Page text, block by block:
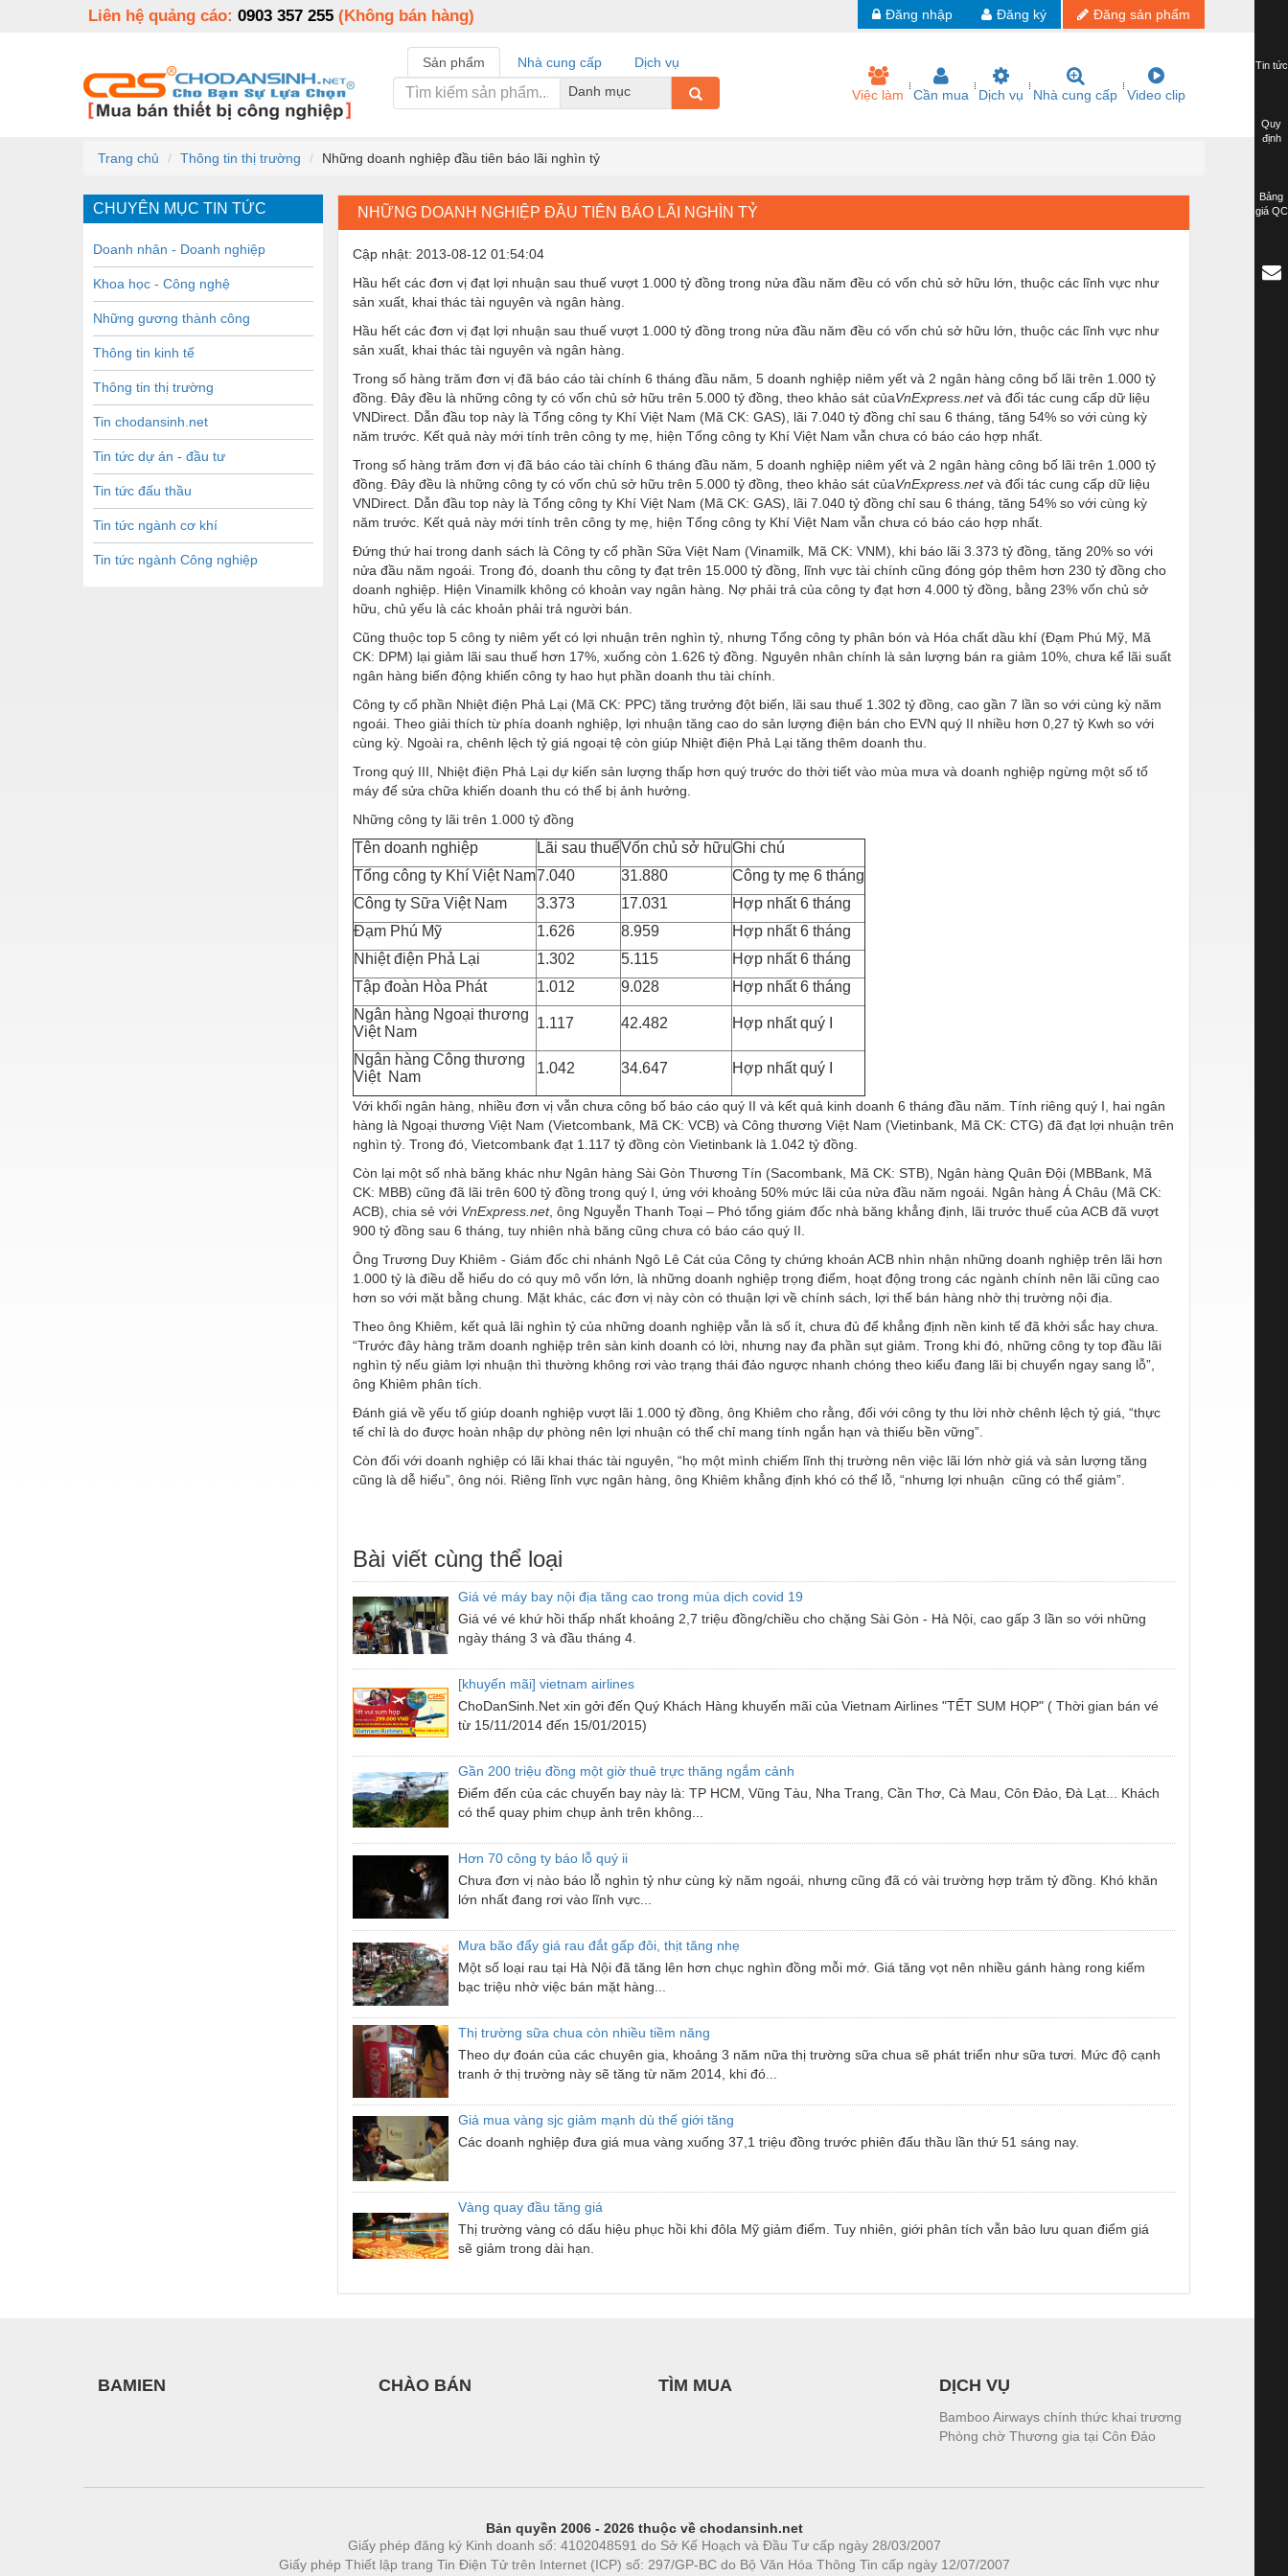
Liên hệ quảng cáo: 0903 357 255 (Không bán hàng) Đăng sản phẩm
Đăng ký
Đăng nhập
Sản phẩm Nhà cung cấp
Dịch vụ
Danh mục
Việc làm Cần mua Dịch vụ Nhà cung cấp Video clip
Trang chủ Thông tin thị trường Những doanh nghiệp đầu tiên báo lãi nghìn tỷ
CHUYÊN MỤC TIN TỨC
Doanh nhân - Doanh nghiệp
Khoa học - Công nghệ
Những gương thành công
Thông tin kinh tế
Thông tin thị trường
Tin chodansinh.net
Tin tức dự án - đầu tư
Tin tức đấu thầu
Tin tức ngành cơ khí
Tin tức ngành Công nghiệp
NHỮNG DOANH NGHIỆP ĐẦU TIÊN BÁO LÃI NGHÌN TỶ
Cập nhật: 2013-08-12 01:54:04
Hầu hết các đơn vị đạt lợi nhuận sau thuế vượt 1.000 tỷ đồng trong nửa đầu năm đều có vốn chủ sở hữu lớn, thuộc các lĩnh vực như
sản xuất, khai thác tài nguyên và ngân hàng.
Hầu hết các đơn vị đạt lợi nhuận sau thuế vượt 1.000 tỷ đồng trong nửa đầu năm đều có vốn chủ sở hữu lớn, thuộc các lĩnh vực như
sản xuất, khai thác tài nguyên và ngân hàng.
Trong số hàng trăm đơn vị đã báo cáo tài chính 6 tháng đầu năm, 5 doanh nghiệp niêm yết và 2 ngân hàng công bố lãi trên 1.000 tỷ
đồng. Đây đều là những công ty có vốn chủ sở hữu trên 5.000 tỷ đồng, theo khảo sát củaVnExpress.netvà đối tác cung cấp dữ liệu
VNDirect. Dẫn đầu top này là Tổng công ty Khí Việt Nam (Mã CK: GAS), lãi 7.040 tỷ đồng chỉ sau 6 tháng, tăng 54% so với cùng kỳ
năm trước. Kết quả này mới tính trên công ty mẹ, hiện Tổng công ty Khí Việt Nam vẫn chưa có báo cáo hợp nhất.
Trong số hàng trăm đơn vị đã báo cáo tài chính 6 tháng đầu năm, 5 doanh nghiệp niêm yết và 2 ngân hàng công bố lãi trên 1.000 tỷ
đồng. Đây đều là những công ty có vốn chủ sở hữu trên 5.000 tỷ đồng, theo khảo sát củaVnExpress.netvà đối tác cung cấp dữ liệu
VNDirect. Dẫn đầu top này là Tổng công ty Khí Việt Nam (Mã CK: GAS), lãi 7.040 tỷ đồng chỉ sau 6 tháng, tăng 54% so với cùng kỳ
năm trước. Kết quả này mới tính trên công ty mẹ, hiện Tổng công ty Khí Việt Nam vẫn chưa có báo cáo hợp nhất.
Đứng thứ hai trong danh sách là Công ty cổ phần Sữa Việt Nam (Vinamilk, Mã CK: VNM), khi báo lãi 3.373 tỷ đồng, tăng 20% so với
nửa đầu năm ngoái. Trong đó, doanh thu công ty đạt trên 15.000 tỷ đồng, lĩnh vực tài chính cũng đóng góp thêm hơn 230 tỷ đồng cho
doanh nghiệp. Hiện Vinamilk không có khoản vay ngân hàng. Nợ phải trả của công ty đạt hơn 4.000 tỷ đồng, bằng 23% vốn chủ sở
hữu, chủ yếu là các khoản phải trả người bán.
Cũng thuộc top 5 công ty niêm yết có lợi nhuận trên nghìn tỷ, nhưng Tổng công ty phân bón và Hóa chất dầu khí (Đạm Phú Mỹ, Mã
CK: DPM) lại giảm lãi sau thuế hơn 17%, xuống còn 1.626 tỷ đồng. Nguyên nhân chính là sản lượng bán ra giảm 10%, chưa kể lãi suất
ngân hàng biến động khiến công ty hao hụt phần doanh thu tài chính.
Công ty cổ phần Nhiệt điện Phả Lại (Mã CK: PPC) tăng trưởng đột biến, lãi sau thuế 1.302 tỷ đồng, cao gần 7 lần so với cùng kỳ năm
ngoái. Theo giải thích từ phía doanh nghiệp, lợi nhuận tăng cao do sản lượng điện bán cho EVN quý II nhiều hơn 0,27 tỷ Kwh so với
cùng kỳ. Ngoài ra, chênh lệch tỷ giá ngoại tệ còn giúp Nhiệt điện Phả Lại tăng thêm doanh thu.
Trong quý III, Nhiệt điện Phả Lại dự kiến sản lượng thấp hơn quý trước do thời tiết vào mùa mưa và doanh nghiệp ngừng một số tổ
máy để sửa chữa khiến doanh thu có thể bị ảnh hưởng.
Những công ty lãi trên 1.000 tỷ đồng
Tên doanh nghiệp Lãi sau thuếVốn chủ sở hữuGhi chú
Tổng công ty Khí Việt Nam7.040 31.880
Công ty mẹ 6 tháng
Công ty Sữa Việt Nam
3.373 17.031
Hợp nhất 6 tháng
Đạm Phú Mỹ
1.626 8.959
Hợp nhất 6 tháng
Nhiệt điện Phả Lại
1.302 5.115
Hợp nhất 6 tháng
Tập đoàn Hòa Phát
1.012 9.028
Hợp nhất 6 tháng
Ngân hàng Ngoại thương
Việt Nam
1.117 42.482 Hợp nhất quý I
Ngân hàng Công thương
Việt Nam
1.042 34.647 Hợp nhất quý I
Với khối ngân hàng , nhiều đơn vị vẫn chưa công bố báo cáo quý II và kết quả kinh doanh 6 tháng đầu năm. Tính riêng quý I, hai ngân
hàng là Ngoại thương Việt Nam (Vietcombank, Mã CK: VCB) và Công thương Việt Nam (Vietinbank, Mã CK: CTG) đã đạt lợi nhuận trên
nghìn tỷ. Trong đó, Vietcombank đạt 1.117 tỷ đồng còn Vietinbank là 1.042 tỷ đồng.
Còn lại một số nhà băng khác như Ngân hàng Sài Gòn Thương Tín (Sacombank, Mã CK: STB), Ngân hàng Quân Đội (MBBank, Mã
CK: MBB) cũng đã lãi trên 600 tỷ đồng trong quý I, ứng với khoảng 50% mức lãi của nửa đầu năm ngoái. Ngân hàng Á Châu (Mã CK:
ACB), chia sẻ với VnExpress.net, ông Nguyễn Thanh Toại – Phó tổng giám đốc nhà băng khẳng định, lãi trước thuế của ACB đã vượt
900 tỷ đồng sau 6 tháng, tuy nhiên nhà băng cũng chưa có báo cáo quý II.
Ông Trương Duy Khiêm - Giám đốc chi nhánh Ngô Lê Cát của Công ty chứng khoán ACB nhìn nhận những doanh nghiệp trên lãi hơn
1.000 tỷ là điều dễ hiểu do có quy mô vốn lớn, là những doanh nghiệp trọng điểm, hoạt động trong các ngành chính nên lãi cũng cao
hơn so với mặt bằng chung. Mặt khác, các đơn vị này còn có thuận lợi về chính sách, lợi thế bán hàng nhờ thị trường nội địa
Theo ông Khiêm, kết quả lãi nghìn tỷ của những doanh nghiệp vẫn là số ít, chưa đủ để khẳng định nền kinh tế đã khởi sắc hay chưa.
“Trước đây hàng trăm doanh nghiệp trên sàn kinh doanh có lời, nhưng nay đa phần sụt giảm. Trong khi đó, những công ty top đầu lãi
nghìn tỷ nếu giảm lợi nhuận thì thường không rơi vào trạng thái đảo ngược nhanh chóng theo kiểu đang lãi bị chuyển ngay sang lỗ”,
ông Khiêm phân tích.
Đánh giá về yếu tố giúp doanh nghiệp vượt lãi 1.000 tỷ đồng, ông Khiêm cho rằng, đối với công ty thu lời nhờ chênh lệch tỷ giá, “thực
tế chỉ là do được hoàn nhập dự phòng nên lợi nhuận có thể chỉ mang tính ngắn hạn và thiếu bền vững”.
Còn đối với doanh nghiệp có lãi khai thác tài nguyên, “họ một mình chiếm lĩnh thị trường nên việc lãi lớn nhờ giá và sản lượng tăng
cũng là dễ hiểu”, ông nói. Riêng lĩnh vực ngân hàng, ông Khiêm khẳng định khó có thể lỗ, “nhưng lợi nhuận cũng có thể giảm”.
Bài viết cùng thể loại
Giá vé máy bay nội địa tăng cao trong mùa dịch covid 19
Giá vé vé khứ hồi thấp nhất khoảng 2,7 triệu đồng/chiều cho chặng Sài Gòn - Hà Nội, cao gấp 3 lần so với những
ngày tháng 3 và đầu tháng 4.
[khuyến mãi] vietnam airlines
ChoDanSinh.Net xin gởi đến Quý Khách Hàng khuyến mãi của Vietnam Airlines "TẾT SUM HỌP" ( Thời gian bán vé
từ 15/11/2014 đến 15/01/2015)
Gần 200 triệu đồng một giờ thuê trực thăng ngắm cảnh
Điểm đến của các chuyến bay này là: TP HCM, Vũng Tàu, Nha Trang, Cần Thơ, Cà Mau, Côn Đảo, Đà Lạt... Khách
có thể quay phim chụp ảnh trên không...
Hơn 70 công ty báo lỗ quý ii
Chưa đơn vị nào báo lỗ nghìn tỷ như cùng kỳ năm ngoái, nhưng cũng đã có vài trường hợp trăm tỷ đồng. Khó khăn
lớn nhất đang rơi vào lĩnh vực...
Mưa bão đẩy giá rau đắt gấp đôi, thịt tăng nhẹ
Một số loại rau tại Hà Nội đã tăng lên hơn chục nghìn đồng mỗi mớ. Giá tăng vọt nên nhiều gánh hàng rong kiếm
bạc triệu nhờ việc bán mặt hàng...
Thị trường sữa chua còn nhiều tiềm năng
Theo dự đoán của các chuyên gia, khoảng 3 năm nữa thị trường sữa chua sẽ phát triển như sữa tươi. Mức độ cạnh
tranh ở thị trường này sẽ tăng từ năm 2014, khi đó...
Giá mua vàng sjc giảm mạnh dù thế giới tăng
Các doanh nghiệp đưa giá mua vàng xuống 37,1 triệu đồng trước phiên đấu thầu lần thứ 51 sáng nay.
Vàng quay đầu tăng giá
Thị trường vàng có dấu hiệu phục hồi khi đôla Mỹ giảm điểm. Tuy nhiên, giới phân tích vẫn bảo lưu quan điểm giá
sẽ giảm trong dài hạn.
BAMIEN CHÀO BÁN TÌM MUA DỊCH VỤ
Bamboo Airways chính thức khai trương
Phòng chờ Thương gia tại Côn Đảo
Bản quyền 2006 - 2026 thuộc về chodansinh.net
Giấy phép đăng ký Kinh doanh số: 4102048591 do Sở Kế Hoạch và Đầu Tư cấp ngày 28/03/2007
Giấy phép Thiết lập trang Tin Điện Tử trên Internet (ICP) số: 297/GP-BC do Bộ Văn Hóa Thông Tin cấp ngày 12/07/2007
Tin tức
Quy
định
Bảng
giá QC